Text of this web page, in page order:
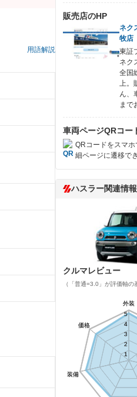
用語解説
販売店のHP
ネク
牧店
東証
ネク
全国
上
ん、
まで
車両ページQRコー
QRコードをスマ
細ページに遷移で
ハスラー関連情報
クルマレビュー
（「普通=3.0」が評価軸の
外装
装備
価格
1
2
3
4
5
外装
装備
価格
1
2
3
4
5